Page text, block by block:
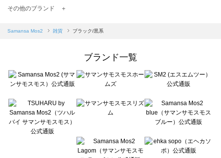
TSUHARU by Samansa Mos2（ツハルバイサマンサモスモス）の雑貨一覧
Samansa Mos2 blue（サマンサモスモス ブルー）の雑貨一覧
sō4ū（ソウフォーユー）の雑貨一覧
Te chichi（テチチ）の雑貨一覧
Te chichi CLASSIC（テチチ クラシック）の雑貨一覧
Lugnoncure（ルノンキュール）の雑貨一覧
BETTY'S BLUE（べティーズブルー）の雑貨一覧
Wpc.（ワールドパーティー）の雑貨一覧
その他のブランド ＋
Samansa Mos2 雑貨 ブラック/黒系
ブランド一覧